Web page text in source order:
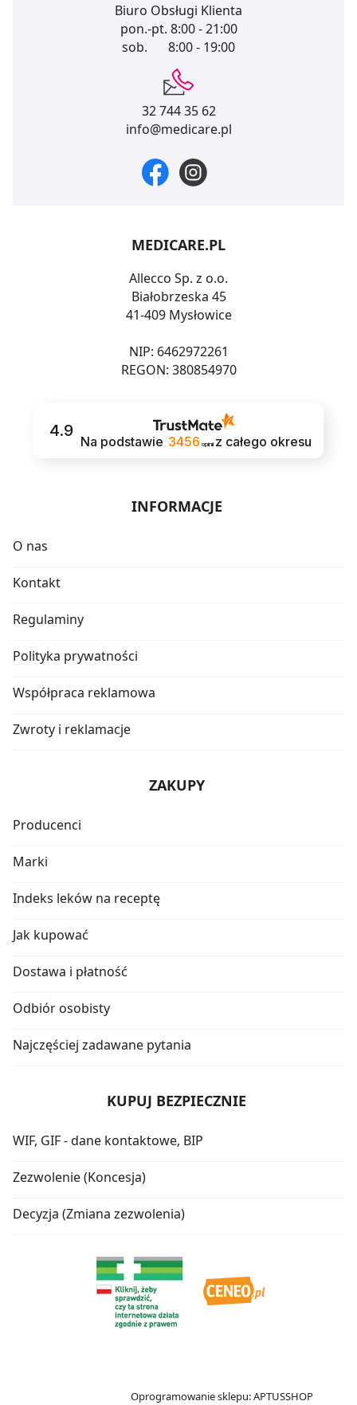
Biuro Obsługi Klienta
pon.-pt. 8:00 - 21:00
sob.
8:00 - 19:00
32 744 35 62
info@medicare.pl
MEDICARE.PL
Allecco Sp. z o.o.
Białobrzeska 45
41-409 Mysłowice
NIP: 6462972261
REGON: 380854970
4.9
Na podstawie 3456 opinii z całego okresu
INFORMACJE
O nas
Kontakt
Regulaminy
Polityka prywatności
Współpraca reklamowa
Zwroty i reklamacje
ZAKUPY
Producenci
Marki
Indeks leków na receptę
Jak kupować
Dostawa i płatność
Odbiór osobisty
Najczęściej zadawane pytania
KUPUJ BEZPIECZNIE
WIF, GIF - dane kontaktowe, BIP
Zezwolenie (Koncesja)
Decyzja (Zmiana zezwolenia)
Oprogramowanie sklepu:APTUSSHOP